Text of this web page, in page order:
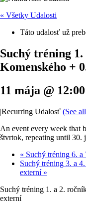
« Všetky Udalosti
Táto udalosť už
Suchý tréning
Komenského +
11 mája @ 12:00
|Recurring Udalosť (See
An event every week that
štvrtok, repeating until 30.
« Suchý tréning 6.
Suchý tréning 3. a
externí »
Suchý tréning 1. a 2.
externí